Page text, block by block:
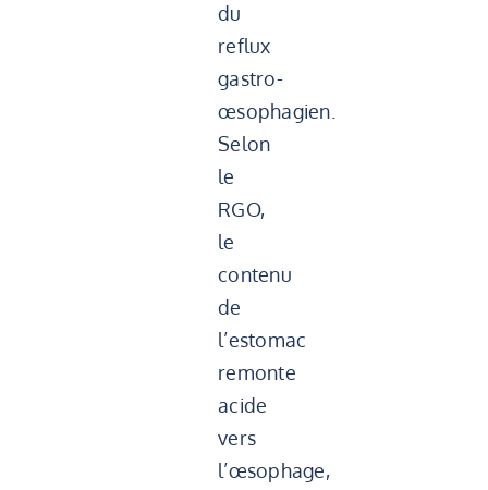
du
reflux
gastro-
œsophagien.
Selon
le
RGO,
le
contenu
de
l’estomac
remonte
acide
vers
l’œsophage,